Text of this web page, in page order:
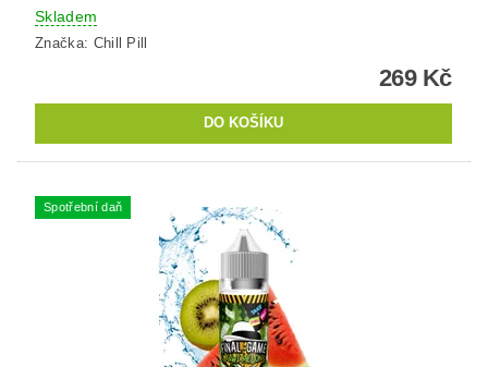
Skladem
Značka: Chill Pill
269 Kč
Spotřební daň